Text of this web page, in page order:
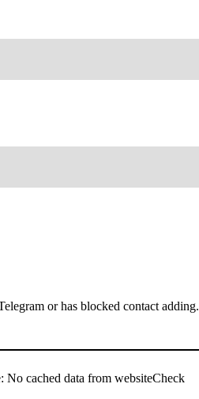
or has blocked contact adding.
cached data from websiteCheck